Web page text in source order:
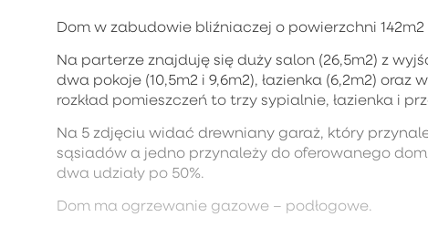
Dom w zabudowie bliźniaczej o powierzchni
Na parterze znajduję się duży salon (26,5m2) z
dwa pokoje (10,5m2 i 9,6m2), łazienka (6,2m2)
rozkład pomieszczeń to trzy sypialnie, łazienka i
Na 5 zdjęciu widać drewniany garaż, który
sąsiadów a jedno przynależy do oferowanego
dwa udziały po 50%.
Dom ma ogrzewanie gazowe – podłogowe.